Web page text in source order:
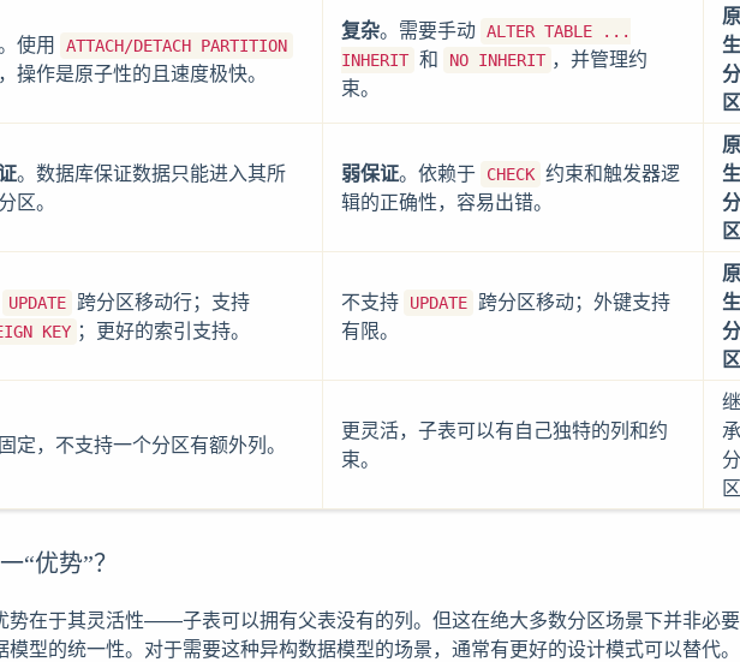
使用 ATTACH/DETACH PARTITION
操作是原子性的且速度极快。
复杂。需要手动 ALTER TABLE ...
INHERIT 和 NO INHERIT ，并管理约
束。
原
生
分
区
。数据库保证数据只能进入其所
区。
弱保证。依赖于 CHECK 约束和触发器逻
辑的正确性，容易出错。
原
生
分
区
UPDATE 跨分区移动行；支持
KEY ；更好的索引支持。
不支持 UPDATE
跨分区移动；外键支持
有限。
原
生
分
区
定，不支持一个分区有额外列。
更灵活，子表可以有自己独特的列和约
束。
继
承
分
区
“优势”？
势在于其灵活性——子表可以拥有父表没有的列。但这在绝大多数分区场景下并非必要
模型的统一性。对于需要这种异构数据模型的场景，通常有更好的设计模式可以替代。